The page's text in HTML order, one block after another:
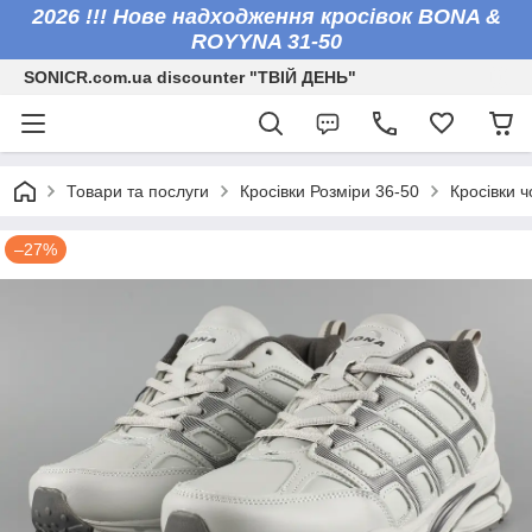
2026 !!! Нове надходження кросівок BONA &
ROYYNA 31-50
SONICR.com.ua discounter "ТВІЙ ДЕНЬ"
Товари та послуги Кросівки Розміри 36-50 Кросівки
–27%